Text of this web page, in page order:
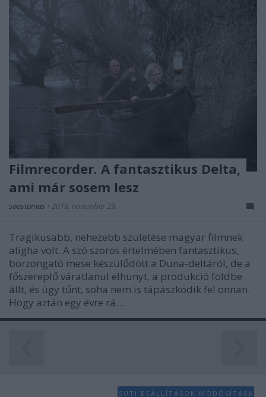
Filmrecorder. A fantasztikus Delta,
ami már sosem lesz
soostamas • 2018. november 29.
Tragikusabb, nehezebb születése magyar filmnek
aligha volt. A szó szoros értelmében fantasztikus,
borzongató mese készülődött a Duna-deltáról, de a
főszereplő váratlanul elhunyt, a produkció földbe
állt, és úgy tűnt, soha nem is tápászkodik fel onnan.
Hogy aztán egy évre rá…
SÜTI BEÁLLÍTÁSOK MÓDOSÍTÁSA